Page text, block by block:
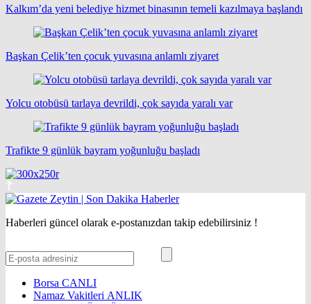
Kalkım’da yeni belediye hizmet binasının temeli kazılmaya başlandı
Başkan Çelik’ten çocuk yuvasına anlamlı ziyaret
Yolcu otobüsü tarlaya devrildi, çok sayıda yaralı var
Trafikte 9 günlük bayram yoğunluğu başladı
Haberleri güncel olarak e-postanızdan takip edebilirsiniz !
Borsa CANLI
Namaz Vakitleri ANLIK